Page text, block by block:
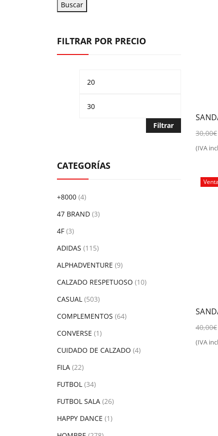
30,00€
(IVA
Venta
40,00€
(IVA
Buscar
FILTRAR POR PRECIO
Precio
Filtrar
CATEGORÍAS
+8000 (4)
47 BRAND (3)
4F (3)
ADIDAS (115)
ALPHADVENTURE (9)
CALZADO RESPETUOSO (10)
CASUAL (503)
COMPLEMENTOS (64)
CONVERSE (1)
CUIDADO DE CALZADO (4)
FILA (22)
FUTBOL (34)
FUTBOL SALA (26)
HAPPY DANCE (1)